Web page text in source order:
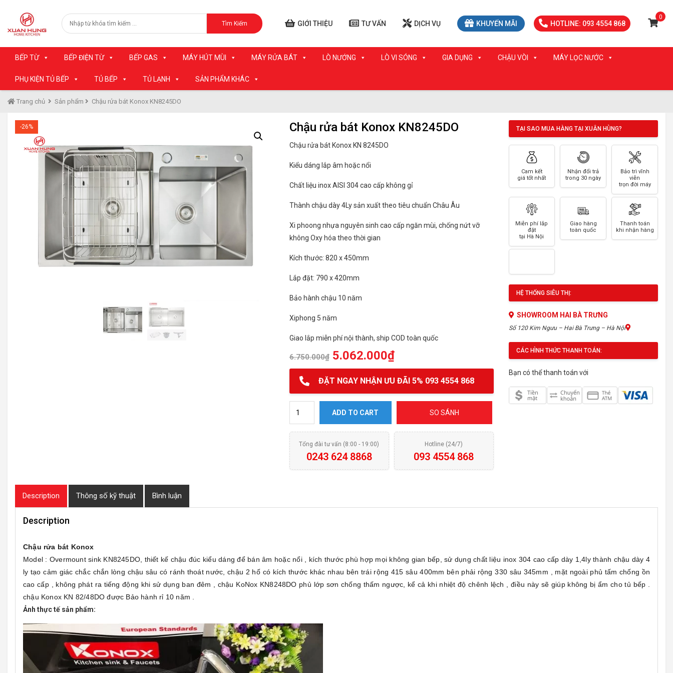
Tìm Kiếm GIỚI THIỆU TƯ VẤN DỊCH VỤ KHUYẾN MÃI HOTLINE: 093 4554 868
0
BẾP TỪ BẾP ĐIỆN TỪ BẾP GAS MÁY HÚT MÙI MÁY RỬA BÁT LÒ NƯỚNG LÒ VI SÓNG GIA DỤNG CHẬU VÒI MÁY LỌC NƯỚC
PHỤ KIỆN TỦ BẾP TỦ BẾP TỦ LẠNH SẢN PHẨM KHÁC
Trang chủ Sản phẩm Chậu rửa bát Konox KN8245DO
-26% Chậu rửa bát Konox KN8245DO
Chậu rửa bát Konox KN 8245DO
Kiểu dáng lắp âm hoặc nổi
Chất liệu inox AISI 304 cao cấp không gỉ
Thành chậu dày 4Ly sản xuất theo tiêu chuẩn Châu Âu
Xi phoong nhựa nguyên sinh cao cấp ngăn mùi, chống nứt vỡ
không Oxy hóa theo thời gian
Kích thước: 820 x 450mm
Lắp đặt: 790 x 420mm
Bảo hành chậu 10 năm
Xiphong 5 năm
Giao lắp miễn phí nội thành, ship COD toàn quốc
6.750.000₫ 5.062.000₫
ĐẶT NGAY NHẬN ƯU ĐÃI 5% 093 4554 868
ADD TO CART SO SÁNH
Tổng đài tư vấn (8:00 - 19:00)
0243 624 8868
Hotline (24/7)
093 4554 868
TẠI SAO MUA HÀNG TẠI XUÂN HÙNG?
Cam kết
giá tốt nhất
Nhận đổi trả
trong 30 ngày
Bảo trì vĩnh
viễn
trọn đời máy
Miễn phí lắp
đặt
tại Hà Nội
Giao hàng
toàn quốc
Thanh toán
khi nhận hàng
HỆ THỐNG SIÊU THỊ:
SHOWROOM HAI BÀ TRƯNG
Số 120 Kim Ngưu – Hai Bà Trưng – Hà Nội
CÁC HÌNH THỨC THANH TOÁN:
Bạn có thể thanh toán với
Description Thông số kỹ thuật Bình luận
Description
Chậu rửa bát Konox
Model : Overmount sink KN8245DO, thiết kế chậu đúc kiểu dáng để bán âm hoặc nổi , kích thước phù hợp mọi không gian bếp, sử dụng chất liệu inox 304 cao cấp dày 1,4ly thành chậu dày 4
ly tạo cảm giác chắc chắn lòng chậu sâu có ránh thoát nước, chậu 2 hố có kích thước khác nhau bên trái rộng 415 sâu 400mm bên phải rộng 330 sâu 345mm , mặt ngoài phủ tấm chống ồn
cao cấp , không phát ra tiếng động khi sử dụng ban đêm , chậu KoNox KN8248DO phủ lớp sơn chống thấm ngược, kể cả khi nhiệt độ chênh lệch , điều này sẽ giúp không bị ẩm cho tủ bếp .
chậu Konox KN 82/48DO được Bảo hành rỉ 10 năm .
Ảnh thực tế sản phẩm: